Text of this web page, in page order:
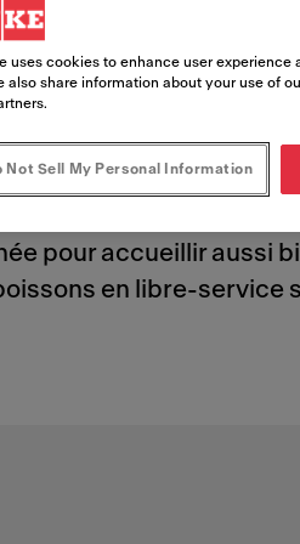
rénové Perry
pour accueillir aussi
en libre-service
uses cookies to enhance user
also share information about your use of
Not Sell My Personal Information